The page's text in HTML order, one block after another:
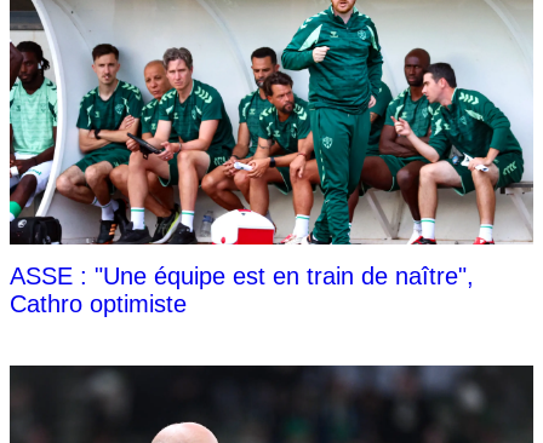
ASSE : "Une équipe est en train de naître",
Cathro optimiste